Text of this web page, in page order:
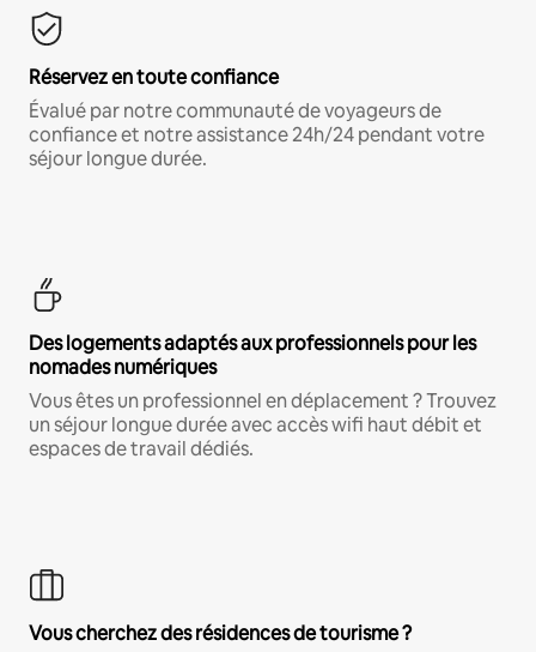
Réservez en toute confiance
Évalué par notre communauté de voyageurs de
confiance et notre assistance 24h/24 pendant votre
séjour longue durée.
Des logements adaptés aux professionnels pour les
nomades numériques
Vous êtes un professionnel en déplacement ? Trouvez
un séjour longue durée avec accès wifi haut débit et
espaces de travail dédiés.
Vous cherchez des résidences de tourisme ?